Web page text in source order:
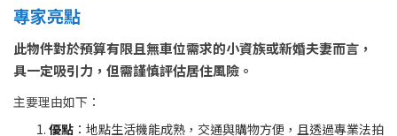
專家亮點
此物件對於預算有限且無車位需求的小資族或新婚夫妻而言，
具一定吸引力，但需謹慎評估居住風險。
主要理由如下：
優點 ：地點生活機能成熟，交通與購物方便，且透過專業法拍